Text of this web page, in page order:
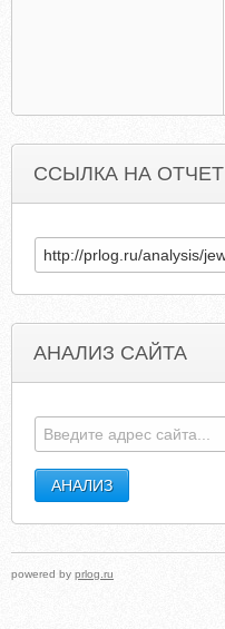
ССЫЛКА НА ОТЧЕТ
АНАЛИЗ САЙТА
powered by prlog.ru